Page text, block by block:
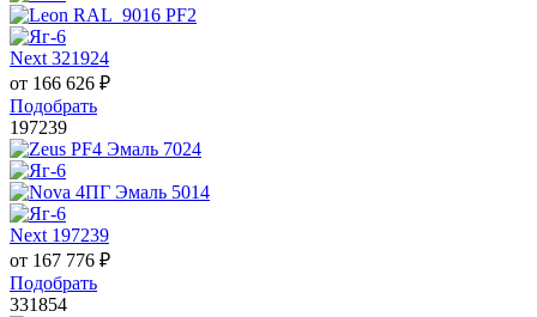
Next 321924
от 166 626 ₽
Подобрать
197239
Next 197239
от 167 776 ₽
Подобрать
331854